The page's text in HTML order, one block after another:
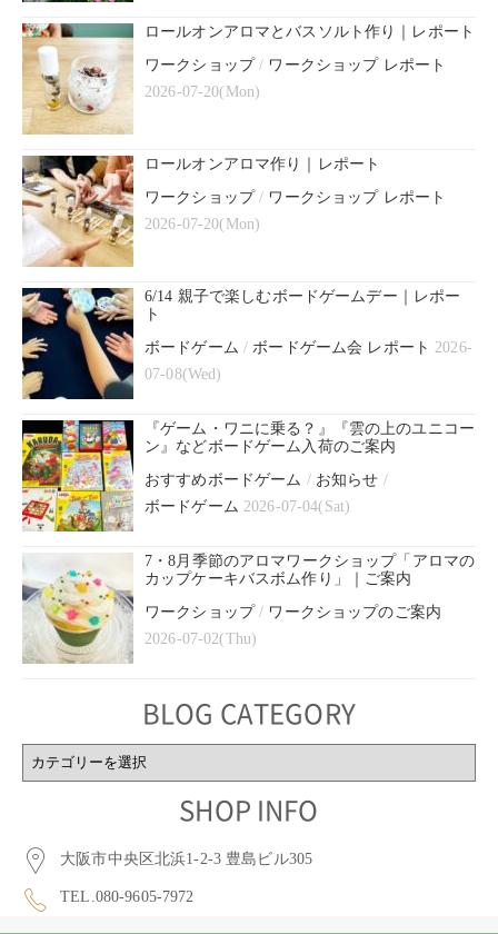
ロールオンアロマとバスソルト作り｜レポート
ワークショップ/ ワークショップ レポート
2026-07-20(Mon)
ロールオンアロマ作り｜レポート
ワークショップ/ ワークショップ レポート
2026-07-20(Mon)
6/14 親子で楽しむボードゲームデー｜レポー
ト
ボードゲーム / ボードゲーム会 レポート 2026-
07-08(Wed)
『ゲーム・ワニに乗る？』『雲の上のユニコー
ン』などボードゲーム入荷のご案内
おすすめボードゲーム / お知らせ /
ボードゲーム 2026-07-04(Sat)
7・8月季節のアロマワークショップ「アロマの
カップケーキバスボム作り」｜ご案内
ワークショップ/ ワークショップのご案内
2026-07-02(Thu)
BLOG CATEGORY
BLOG
CATEGORY
SHOP INFO
大阪市中央区北浜1-2-3 豊島ビル305
TEL.080-9605-7972